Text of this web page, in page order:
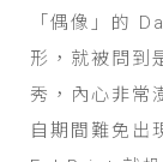
「偶像」的
形，就被問到
秀，內心非常
自期間難免出